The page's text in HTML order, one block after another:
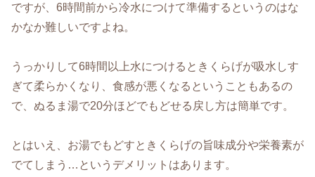
ですが、6時間前から冷水につけて準備するというのはな
かなか難しいですよね。
うっかりして6時間以上水につけるときくらげが吸水しす
ぎて柔らかくなり、食感が悪くなるということもあるの
で、ぬるま湯で20分ほどでもどせる戻し方は簡単です。
とはいえ、お湯でもどすときくらげの旨味成分や栄養素が
でてしまう…というデメリットはあります。